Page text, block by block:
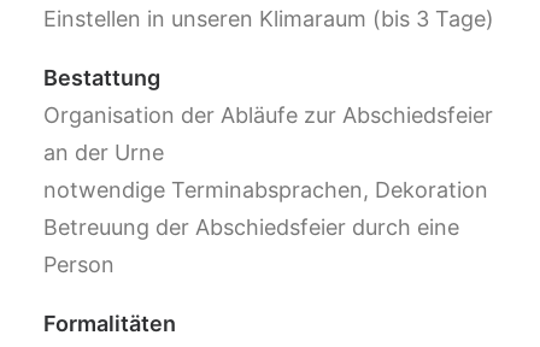
Einstellen in unseren Klimaraum (bis 3 Tage)
Bestattung
Organisation der Abläufe zur Abschiedsfeier
an der Urne
notwendige Terminabsprachen, Dekoration
Betreuung der Abschiedsfeier durch eine
Person
Formalitäten